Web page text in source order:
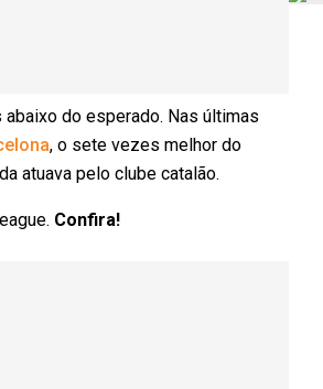
do esperado. Nas últimas
, o sete vezes melhor do
atuava pelo clube catalão.
Confira!